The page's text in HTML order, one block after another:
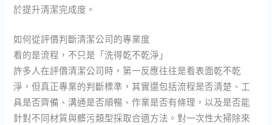
於提升清潔完成度。
如何從評價判斷清潔公司的專業度
看的是流程，不只是「洗得乾不乾淨」
許多人在評價清潔公司時，第一反應往往是看表面乾不乾
淨，但真正專業的判斷標準，其實還包括流程是否清楚、工
具是否齊備、溝通是否順暢、作業是否有條理，以及是否能
針對不同材質與髒污類型採取合適方法。對一次性大掃除來